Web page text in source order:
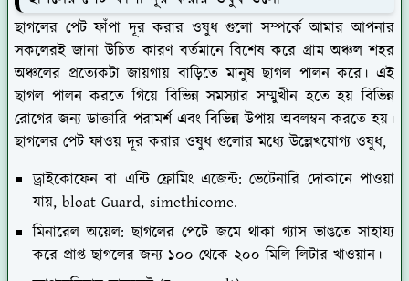
ছাগলের পেট ফাঁপা দূর করার ওষুধ গুলো সম্পর্কে আমার আপনার
সকলেরই জানা উচিত কারণ বর্তমানে বিশেষ করে গ্রাম অঞ্চল শহর
অঞ্চলের প্রত্যেকটা জায়গায় বাড়িতে মানুষ ছাগল পালন করে। এই
ছাগল পালন করতে গিয়ে বিভিন্ন সমস্যার সম্মুখীন হতে হয় বিভিন্ন
রোগের জন্য ডাক্তারি পরামর্শ এবং বিভিন্ন উপায় অবলম্বন করতে হয়।
ছাগলের পেট ফাওয় দূর করার ওষুধ গুলোর মধ্যে উল্লেখযোগ্য ওষুধ,
ড্রাইকোফেন বা এন্টি ফ্রোমিং এজেন্ট: ভেটেনারি দোকানে পাওয়া
যায়, bloat Guard, simethicome.
মিনারেল অয়েল: ছাগলের পেটে জমে থাকা গ্যাস ভাঙতে সাহায্য
করে প্রাপ্ত ছাগলের জন্য ১০০ থেকে ২০০ মিলি লিটার খাওয়ান।